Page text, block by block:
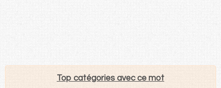
Top catégories avec ce mot